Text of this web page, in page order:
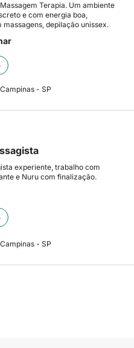
Terapia. Um ambiente
e com energia boa,
depilação unissex.
- SP
experiente, trabalho com
e Nuru com finalização.
- SP